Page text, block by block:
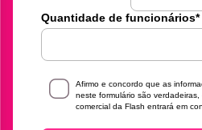
Quantidade de funcionários*
Afirmo e concordo que as
neste formulário são
comercial da Flash entrará em